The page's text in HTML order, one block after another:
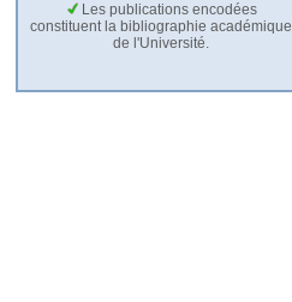
Les publications encodées
constituent la bibliographie académique
de l'Université.